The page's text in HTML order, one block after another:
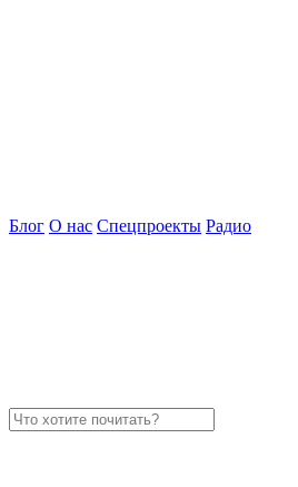
Блог О нас Спецпроекты Радио